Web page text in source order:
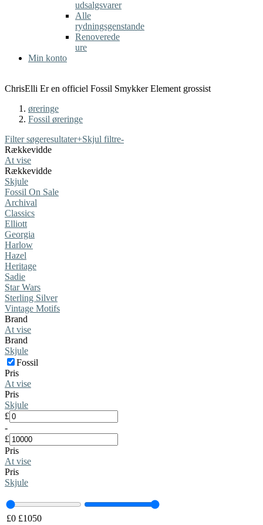
udsalgsvarer
Alle
rydningsgenstande
Renoverede
ure
Min konto
ChrisElli Er en officiel Fossil Smykker Element grossist
øreringe
Fossil øreringe
Filter søgeresultater+Skjul filtre-
Rækkevidde
At vise
Rækkevidde
Skjule
Fossil On Sale
Archival
Classics
Elliott
Georgia
Harlow
Hazel
Heritage
Sadie
Star Wars
Sterling Silver
Vintage Motifs
Brand
At vise
Brand
Skjule
Fossil
Pris
At vise
Pris
Skjule
£
-
£
Pris
At vise
Pris
Skjule
£0 £1050